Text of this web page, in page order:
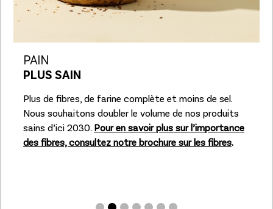
PAIN
PLUS SAIN
Plus de fibres, de farine complète et moins de sel.
Nous souhaitons doubler le volume de nos produits
sains d’ici 2030. Pour en savoir plus sur l’importance
des fibres, consultez notre brochure sur les fibres.